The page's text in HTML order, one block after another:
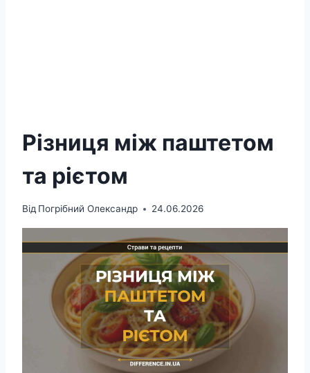
Різниця між паштетом
та рієтом
Від Погрібний Олександр 24.06.2026